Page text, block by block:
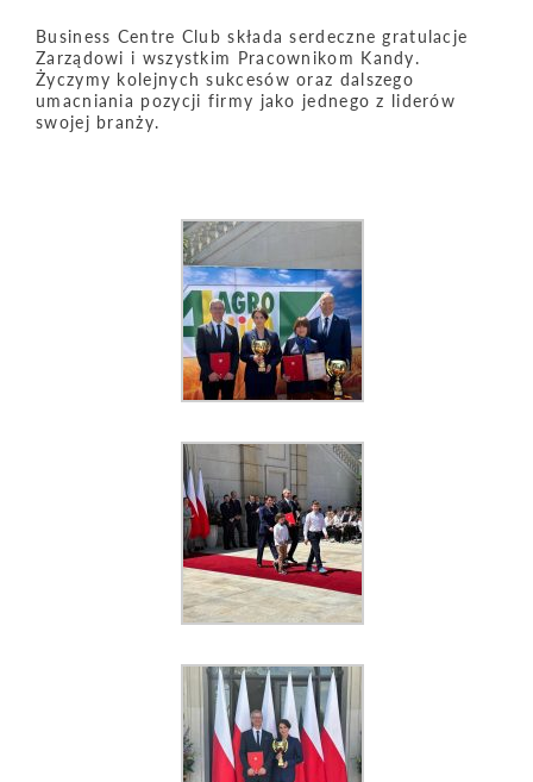
Business Centre Club składa serdeczne gratulacje
Zarządowi i wszystkim Pracownikom Kandy.
Życzymy kolejnych sukcesów oraz dalszego
umacniania pozycji firmy jako jednego z liderów
swojej branży.